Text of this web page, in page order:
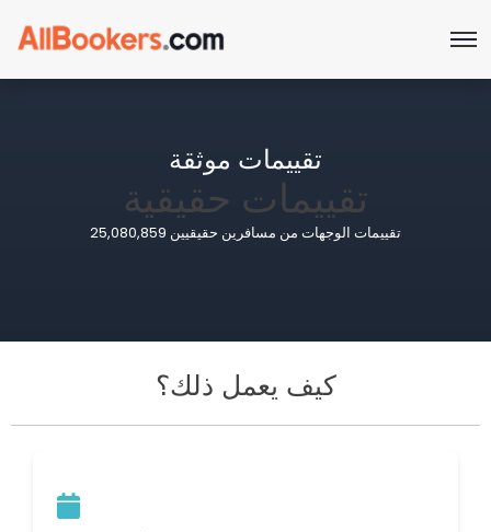
تقييمات موثقة
تقييمات حقيقية
25,080,859 تقييمات الوجهات من مسافرين حقيقيين
كيف يعمل ذلك؟